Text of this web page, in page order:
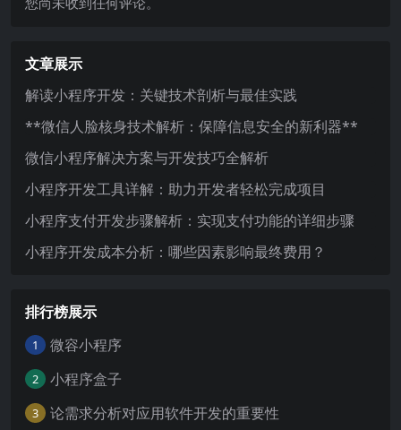
文章展示
解读小程序开发：关键技术剖析与最佳实践
**微信人脸核身技术解析：保障信息安全的新利器**
微信小程序解决方案与开发技巧全解析
小程序开发工具详解：助力开发者轻松完成项目
小程序支付开发步骤解析：实现支付功能的详细步骤
小程序开发成本分析：哪些因素影响最终费用？
排行榜展示
1 微容小程序
2 小程序盒子
3 论需求分析对应用软件开发的重要性